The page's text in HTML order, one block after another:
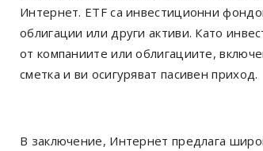
Интернет. ETF са инвестиционни
облигации или други активи. Като
от компаниите или облигациите,
сметка и ви осигуряват пасивен приход.
В заключение, Интернет предлага